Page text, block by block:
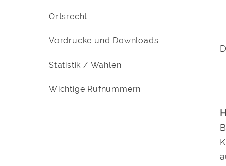
Ortsrecht
Vordrucke und Downloads
Statistik / Wahlen
Wichtige Rufnummern